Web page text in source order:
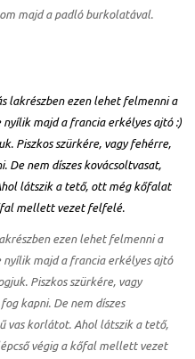
majd a padló burkolatával.
ezen lehet felmenni a
majd a francia erkélyes ajtó
Piszkos szürkére, vagy
kapni. De nem díszes
vas korlátot. Ahol látszik a tető,
végig a kőfal mellett vezet